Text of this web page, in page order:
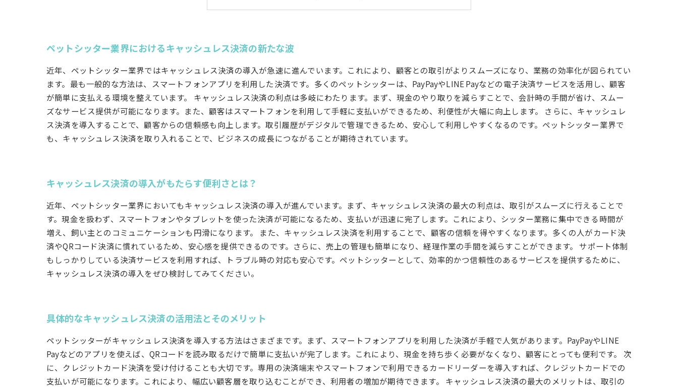
ペットシッター業界におけるキャッシュレス決済の新たな波
近年、ペットシッター業界ではキャッシュレス決済の導入が急速に進んでいます。これにより、顧客との取引がよりスムーズになり、業務の効率化が図られてい
ます。最も一般的な方法は、スマートフォンアプリを利用した決済です。多くのペットシッターは、PayPayやLINE Payなどの電子決済サービスを活用し、顧客
が簡単に支払える環境を整えています。 キャッシュレス決済の利点は多岐にわたります。まず、現金のやり取りを減らすことで、会計時の手間が省け、スムー
ズなサービス提供が可能になります。また、顧客はスマートフォンを利用して手軽に支払いができるため、利便性が大幅に向上します。 さらに、キャッシュレ
ス決済を導入することで、顧客からの信頼感も向上します。取引履歴がデジタルで管理できるため、安心して利用しやすくなるのです。ペットシッター業界で
も、キャッシュレス決済を取り入れることで、ビジネスの成長につながることが期待されています。
キャッシュレス決済の導入がもたらす便利さとは？
近年、ペットシッター業界においてもキャッシュレス決済の導入が進んでいます。まず、キャッシュレス決済の最大の利点は、取引がスムーズに行えることで
す。現金を扱わず、スマートフォンやタブレットを使った決済が可能になるため、支払いが迅速に完了します。これにより、シッター業務に集中できる時間が
増え、飼い主とのコミュニケーションも円滑になります。 また、キャッシュレス決済を利用することで、顧客の信頼を得やすくなります。多くの人がカード決
済やQRコード決済に慣れているため、安心感を提供できるのです。さらに、売上の管理も簡単になり、経理作業の手間を減らすことができます。 サポート体制
もしっかりしている決済サービスを利用すれば、トラブル時の対応も安心です。ペットシッターとして、効率的かつ信頼性のあるサービスを提供するために、
キャッシュレス決済の導入をぜひ検討してみてください。
具体的なキャッシュレス決済の活用法とそのメリット
ペットシッターがキャッシュレス決済を導入する方法はさまざまです。まず、スマートフォンアプリを利用した決済が手軽で人気があります。PayPayやLINE
Payなどのアプリを使えば、QRコードを読み取るだけで簡単に支払いが完了します。これにより、現金を持ち歩く必要がなくなり、顧客にとっても便利です。 次
に、クレジットカード決済を受け付けることも大切です。専用の決済端末やスマートフォンで利用できるカードリーダーを導入すれば、クレジットカードでの
支払いが可能になります。これにより、幅広い顧客層を取り込むことができ、利用者の増加が期待できます。 キャッシュレス決済の最大のメリットは、取引の